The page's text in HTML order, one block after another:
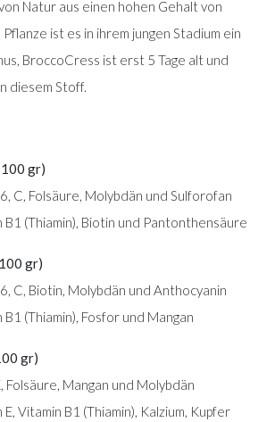
Natur aus einen hohen Gehalt von
ist es in ihrem jungen Stadium ein
BroccoCress ist erst 5 Tage alt und
diesem Stoff.
gr)
C, Folsäure, Molybdän und Sulforofan
B1 (Thiamin), Biotin und Pantonthensäure
gr)
C, Biotin, Molybdän und Anthocyanin
(Thiamin), Fosfor und Mangan
gr)
Folsäure, Mangan und Molybdän
Vitamin B1 (Thiamin), Kalzium, Kupfer